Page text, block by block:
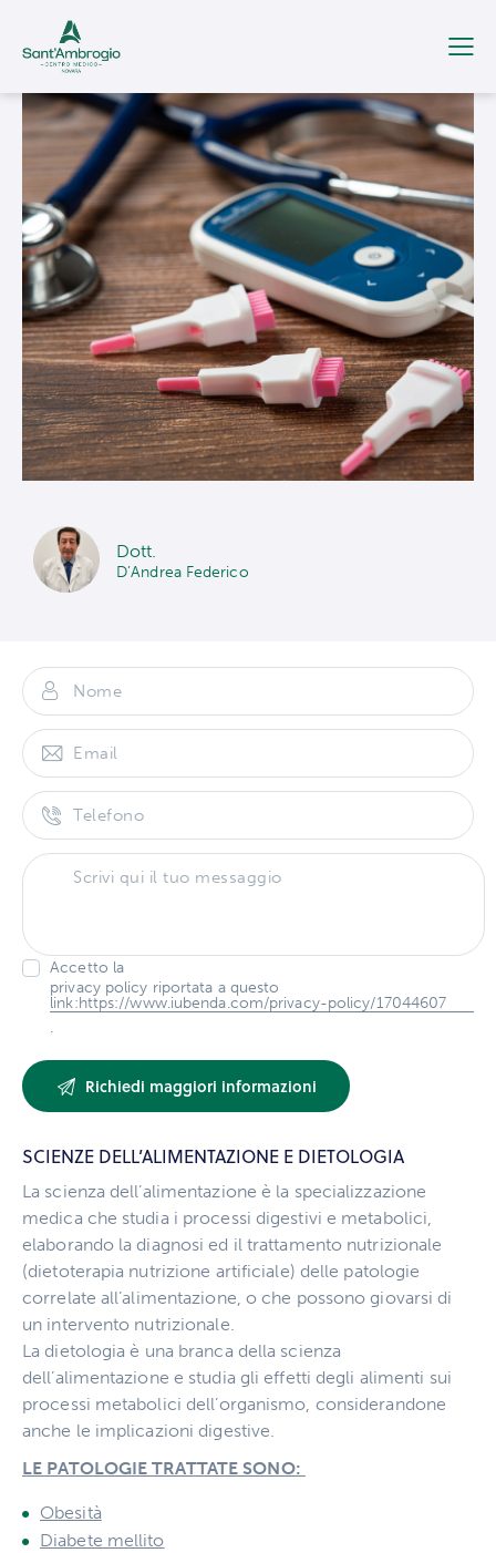
Dott.
D’Andrea Federico
Accetto la
privacy policy riportata a questo
link:https://www.iubenda.com/privacy-policy/17044607
.
SCIENZE DELL’ALIMENTAZIONE E DIETOLOGIA
La scienza dell’alimentazione è la specializzazione
medica che studia i processi digestivi e metabolici,
elaborando la diagnosi ed il trattamento nutrizionale
(dietoterapia nutrizione artificiale) delle patologie
correlate all’alimentazione, o che possono giovarsi di
un intervento nutrizionale.
La dietologia è una branca della scienza
dell’alimentazione e studia gli effetti degli alimenti sui
processi metabolici dell’organismo, considerandone
anche le implicazioni digestive.
LE PATOLOGIE TRATTATE SONO:
Obesità
Diabete mellito